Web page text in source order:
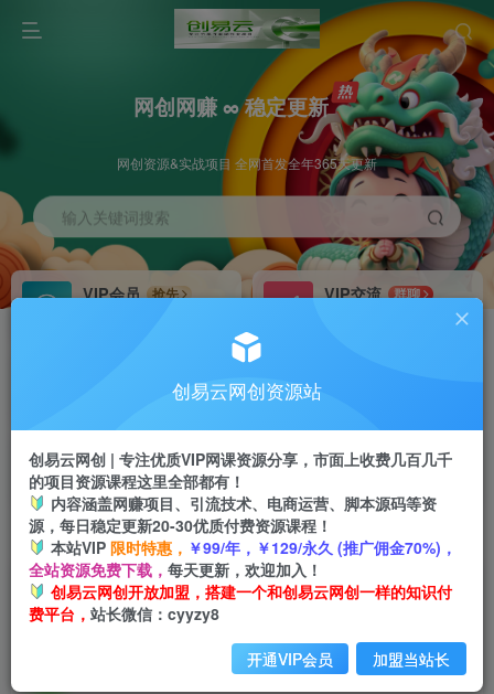
网创网赚 ∞ 稳定更新
网创资源&实战项目 全网首发全年365天更新
输入关键词搜索
VIP会员
抢先
VIP交流
群聊
研究探讨更多创业项目路子。
会员专属推广链接
挂机 项目
脚本卡密
APP下载
GO
首页 创业课程 会员免费 正文
利用免费复习资料引流大学生粉，靠网盘拉新和时
尚单品两次变现，一单利润100-200+【揭秘】
关注
创易云网创资源站
创易云网创 | 专注优质VIP网课资源分享，市面上收费几百几千
的项目资源课程这里全部都有！
内容涵盖网赚项目、引流技术、电商运营、脚本源码等资
源，每日稳定更新20-30优质付费资源课程！
本站VIP 限时特惠， ￥99/年，￥129/永久 (推广佣金70%)，
全站资源免费下载， 每天更新，欢迎加入！
创易云网创开放加盟，搭建一个和创易云网创一样的知识付
费平台， 站长微信：cyyzy8
开通VIP会员 加盟当站长